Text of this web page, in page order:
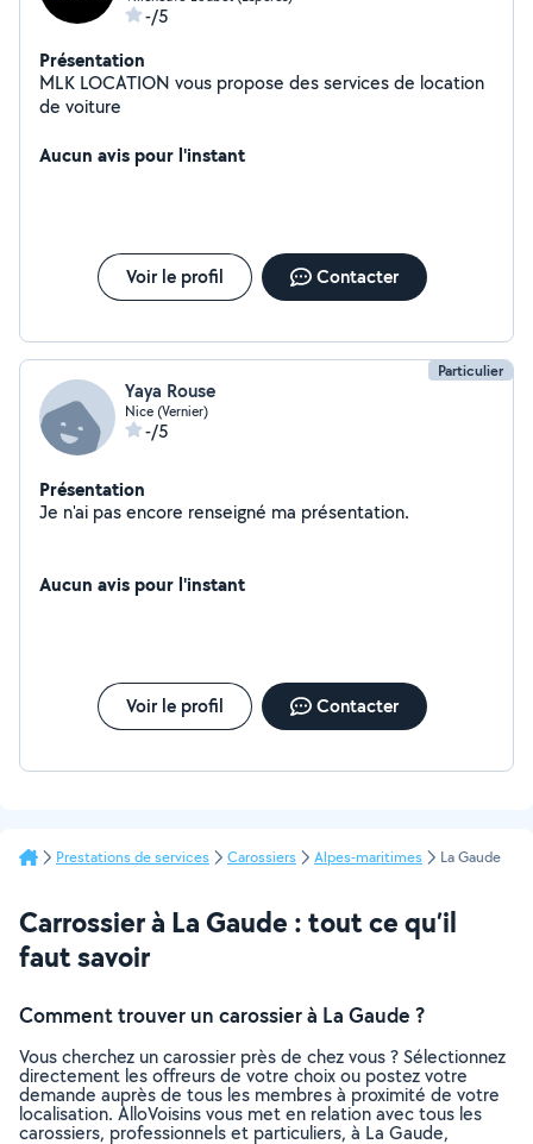
-/5
Présentation
MLK LOCATION vous propose des services de location
de voiture
Aucun avis pour l'instant
Voir le profil Contacter
Particulier
Yaya Rouse
Nice (Vernier)
-/5
Présentation
Je n'ai pas encore renseigné ma présentation.
Aucun avis pour l'instant
Voir le profil Contacter
Prestations de services Carossiers Alpes-maritimes La Gaude
Carrossier à La Gaude : tout ce qu’il
faut savoir
Comment trouver un carossier à La Gaude ?
Vous cherchez un carossier près de chez vous ? Sélectionnez
directement les offreurs de votre choix ou postez votre
demande auprès de tous les membres à proximité de votre
localisation. AlloVoisins vous met en relation avec tous les
carossiers, professionnels et particuliers, à La Gaude,